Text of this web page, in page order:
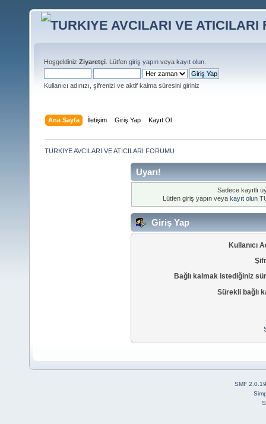
Hoşgeldiniz Ziyaretçi . Lütfen giriş yapın veya kayıt olun
Kullanıcı adınızı, şifrenizi ve aktif kalma süresini giriniz
Ana Sayfa İletişim Giriş Yap Kayıt Ol
TURKIYE AVCILARI VE ATICILARI FORUMU
Uyarı!
Sadece kayıtlı
Lütfen giriş yapın veya kayıt olun
Giriş Yap
Kullanıcı
Bağlı kalmak istediğiniz
Sürekli bağlı
SMF 2.0.19